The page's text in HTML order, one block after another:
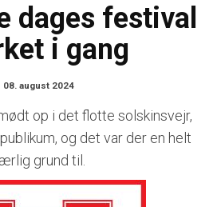
dages festival
i gang
08. august 2024
op i det flotte solskinsvejr,
og det var der en helt
grund til.